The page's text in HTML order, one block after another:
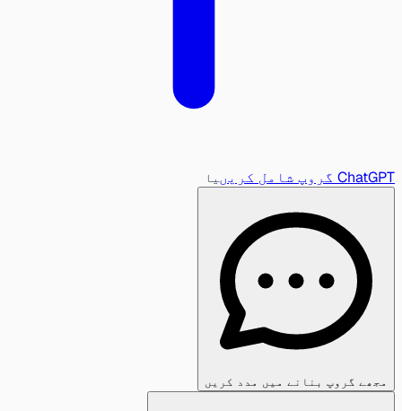
ChatGPT گروپ شامل کریں یا
مجھے گروپ بنانے میں مدد کریں